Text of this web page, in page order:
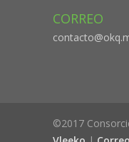
CORREO
©2017